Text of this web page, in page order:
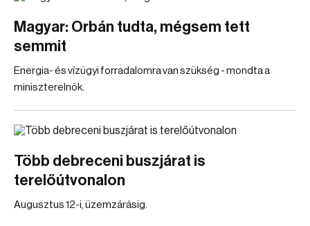
Magyar: Orbán tudta, mégsem tett
semmit
Energia- és vízügyi forradalomra van szükség - mondta a
miniszterelnök.
Több debreceni buszjárat is
terelőútvonalon
Augusztus 12-i, üzemzárásig.